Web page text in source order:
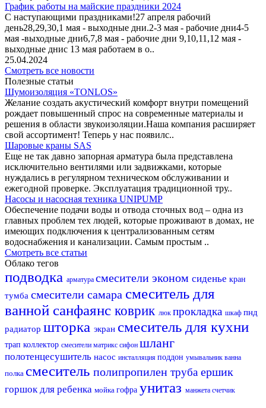
График работы на майские праздники 2024
С наступающими праздниками!27 апреля рабочий
день28,29,30,1 мая - выходные дни.2-3 мая - рабочие дни4-5
мая -выходные дни6,7,8 мая - рабочие дни 9,10,11,12 мая -
выходные днис 13 мая работаем в о..
25.04.2024
Смотреть все новости
Полезные статьи
Шумоизоляция «TONLOS»
Желание создать акустический комфорт внутри помещений
рождает повышенный спрос на современные материалы и
решения в области звукоизоляции.Наша компания расширяет
свой ассортимент! Теперь у нас появилс..
Шаровые краны SAS
Еще не так давно запорная арматура была представлена
исключительно вентилями или задвижками, которые
нуждались в регулярном техническом обслуживании и
ежегодной проверке. Эксплуатация традиционной тру..
Насосы и насосная техника UNIPUMP
Обеспечение подачи воды и отвода сточных вод – одна из
главных проблем тех людей, которые проживают в домах, не
имеющих подключения к централизованным сетям
водоснабжения и канализации. Самым простым ..
Смотреть все статьи
Облако тегов
подводка арматура смесители эконом сиденье кран
тумба смесители самара смеситель для
ванной санфаянс коврик люк прокладка шкаф пнд
радиатор шторка экран смеситель для кухни
трап коллектор смесители матрикс сифон шланг
полотенцесушитель насос инсталляция поддон умывальник ванна
полка смеситель полипропилен труба ершик
горшок для ребенка мойка гофра унитаз манжета счетчик